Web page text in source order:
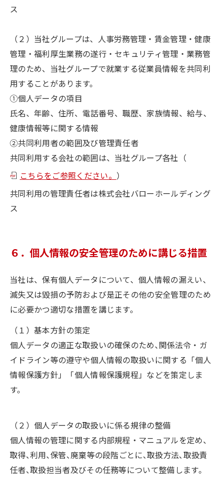
ス
（２）当社グループは、人事労務管理・賃金管理・健康
管理・福利厚生業務の遂行・セキュリティ管理・業務管
理のため、当社グループで就業する従業員情報を共同利
用することがあります。
①個人データの項目
氏名、年齢、住所、電話番号、職歴、家族情報、給与、
健康情報等に関する情報
②共同利用者の範囲及び管理責任者
共同利用する会社の範囲は、当社グループ各社（
こちらをご参照ください。 ）
共同利用の管理責任者は株式会社バローホールディング
ス
６．個人情報の安全管理のために講じる措置
当社は、保有個人データについて、個人情報の漏えい、
滅失又は毀損の予防および是正その他の安全管理のため
に必要かつ適切な措置を講じます。
（１）基本方針の策定
個人データの適正な取扱いの確保のため､関係法令・ガ
イドライン等の遵守や個人情報の取扱いに関する「個人
情報保護方針」「個人情報保護規程」などを策定しま
す。
（２）個人データの取扱いに係る規律の整備
個人情報の管理に関する内部規程・マニュアルを定め､
取得､利用､保管､廃棄等の段階ごとに､取扱方法､取扱責
任者､取扱担当者及びその任務等について整備します。